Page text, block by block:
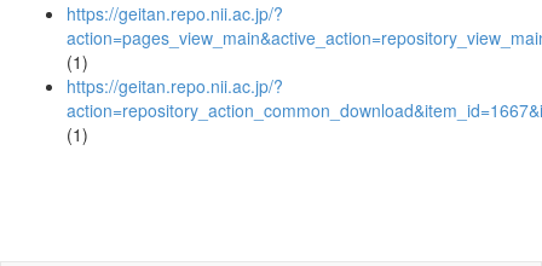
https://geitan.repo.nii.ac.jp/?
(1)
https://geitan.repo.nii.ac.jp/?
(1)